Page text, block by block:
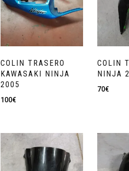
COLIN TRASERO
KAWASAKI NINJA
2005
100€
COLIN
NINJA
70€